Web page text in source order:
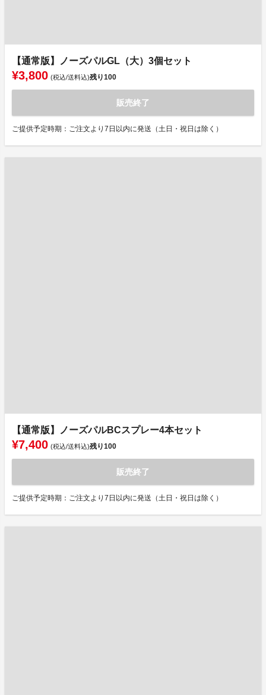
【通常版】ノーズパルGL（大）3個セット
¥3,800 (税込/送料込)残り100
販売終了
ご提供予定時期：ご注文より7日以内に発送（土日・祝日は除く）
【通常版】ノーズパルBCスプレー4本セット
¥7,400 (税込/送料込)残り100
販売終了
ご提供予定時期：ご注文より7日以内に発送（土日・祝日は除く）